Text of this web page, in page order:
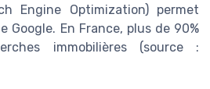
Engine Optimization) permet
En France, plus de 90%
immobilières (source :